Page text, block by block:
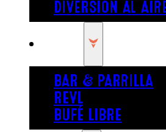
DIVERSIÓN AL
BAR & PARRILLA
REVL
BUFÉ LIBRE